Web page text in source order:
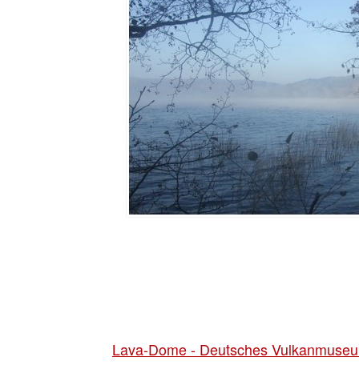
Lava-Dome - Deutsches